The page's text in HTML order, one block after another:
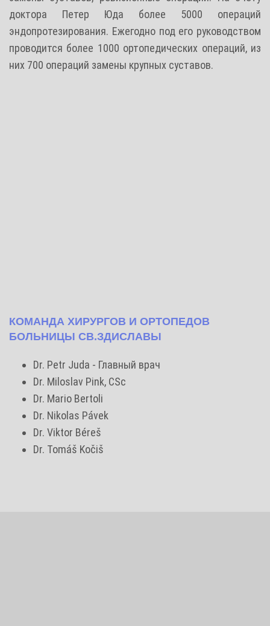
доктора Петер Юда более 5000 операций
эндопротезирования. Ежегодно под его руководством
проводится более 1000 ортопедических операций, из
них 700 операций замены крупных суставов.
КОМАНДА ХИРУРГОВ И ОРТОПЕДОВ
БОЛЬНИЦЫ СВ.ЗДИСЛАВЫ
Dr. Petr Juda - Главный врач
Dr. Miloslav Pink, CSc
Dr. Mario Bertoli
Dr. Nikolas Pávek
Dr. Viktor Béreš
Dr. Tomáš Kočiš